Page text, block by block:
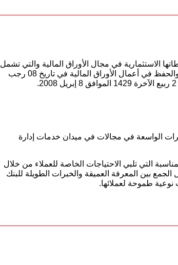
الاستثمارية في مجال الأوراق المالية والتي تشمل
أنشطة التعامل بصفة أصيل ووكيل, التعهد بالتغطية، الإدارة، الترتيب، تقديم المشورة والحفظ في أعمال الأوراق المالية في تاريخ 08 رجب
الواسعة في مجالات في ميدان خدمات إدارة
التي تلبي الاحتياجات الخاصة للعملاء من خلال
بين المعرفة العميقة والخبرات الطويلة للبنك
طموحة لعملائها.